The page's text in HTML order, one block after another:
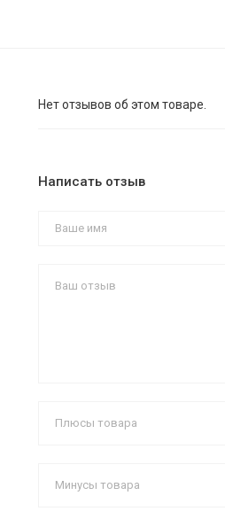
Нет отзывов об этом товаре.
Написать отзыв